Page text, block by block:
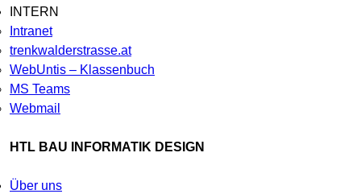
INTERN
Intranet
trenkwalderstrasse.at
WebUntis – Klassenbuch
MS Teams
Webmail
HTL BAU INFORMATIK DESIGN
Über uns